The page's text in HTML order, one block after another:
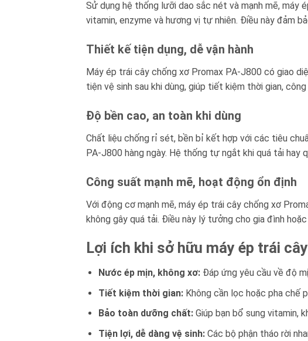
Sử dụng hệ thống lưỡi dao sắc nét và mạnh mẽ,
vitamin, enzyme và hương vị tự nhiên. Điều này đảm
Thiết kế tiện dụng, dễ vận hành
Máy ép trái cây chống xơ Promax PA-J800 có giao
tiện vệ sinh sau khi dùng, giúp tiết kiệm thời gian,
Độ bền cao, an toàn khi dùng
Chất liệu chống rỉ sét, bền bỉ kết hợp với các tiêu
PA-J800 hàng ngày. Hệ thống tự ngắt khi quá tải hay
Công suất mạnh mẽ, hoạt động ổn định
Với động cơ mạnh mẽ, máy ép trái cây chống xơ
không gây quá tải. Điều này lý tưởng cho gia đình
Lợi ích khi sở hữu máy ép trái
Nước ép mịn, không xơ:Đáp ứng yêu cầu về độ
Tiết kiệm thời gian:Không cần lọc hoặc pha chế
Bảo toàn dưỡng chất:Giúp bạn bổ sung vitamin,
Tiện lợi, dễ dàng vệ sinh:Các bộ phận tháo rời